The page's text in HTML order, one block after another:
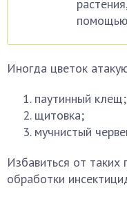
Иногда цветок
паутинный клещ;
щитовка;
мучнистый
Избавиться от
обработки